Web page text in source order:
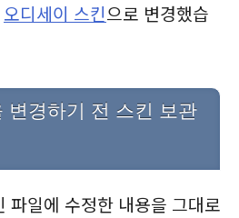
오디세이 스킨으로 변경했습
변경하기 전 스킨 보관
파일에 수정한 내용을 그대로